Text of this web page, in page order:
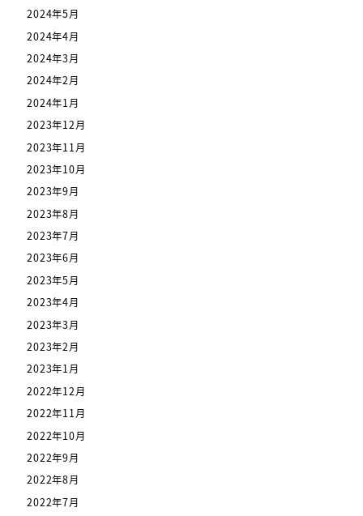
2024年5月
2024年4月
2024年3月
2024年2月
2024年1月
2023年12月
2023年11月
2023年10月
2023年9月
2023年8月
2023年7月
2023年6月
2023年5月
2023年4月
2023年3月
2023年2月
2023年1月
2022年12月
2022年11月
2022年10月
2022年9月
2022年8月
2022年7月